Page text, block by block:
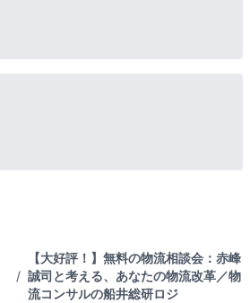
/
【大好評！】無料の物流相談会：赤峰
誠司と考える、あなたの物流改革／物
流コンサルの船井総研ロジ